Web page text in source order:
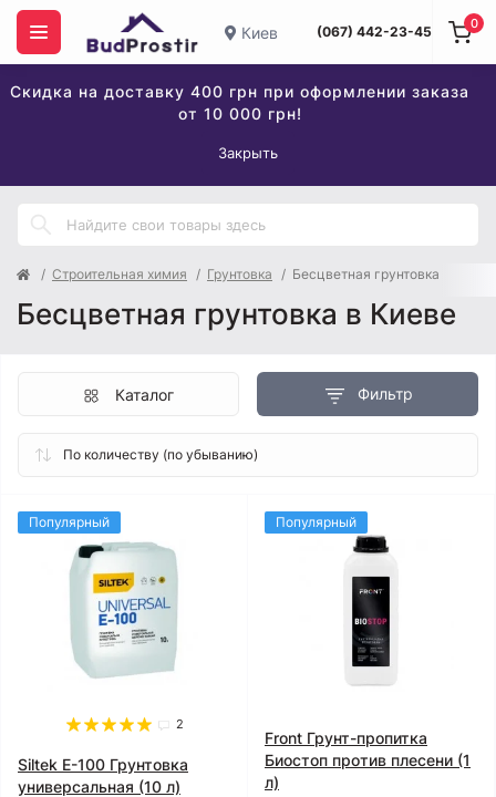
Киев (067) 442-23-45
Скидка на доставку 400 грн при оформлении заказа
от 10 000 грн!
Закрыть
0
Строительная химия Грунтовка Бесцветная грунтовка
Бесцветная грунтовка в Киеве
Фильтр
Каталог
Популярный
2
Siltek E-100 Грунтовка
универсальная (10 л)
Популярный
Front Грунт-пропитка
Биостоп против плесени (1
л)